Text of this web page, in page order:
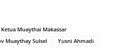
Ketua Muaythai Makassar
Muaythay Sulsel Yusni Ahmadi